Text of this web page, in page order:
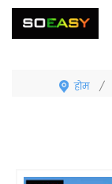
होम /